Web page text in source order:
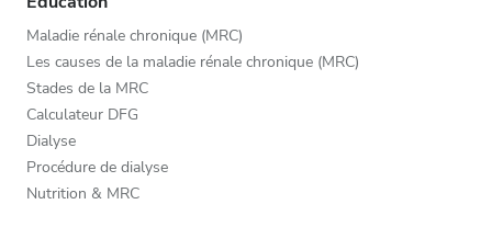
Maladie rénale chronique (MRC)
Les causes de la maladie rénale chronique (MRC)
Stades de la MRC
Calculateur DFG
Dialyse
Procédure de dialyse
Nutrition & MRC